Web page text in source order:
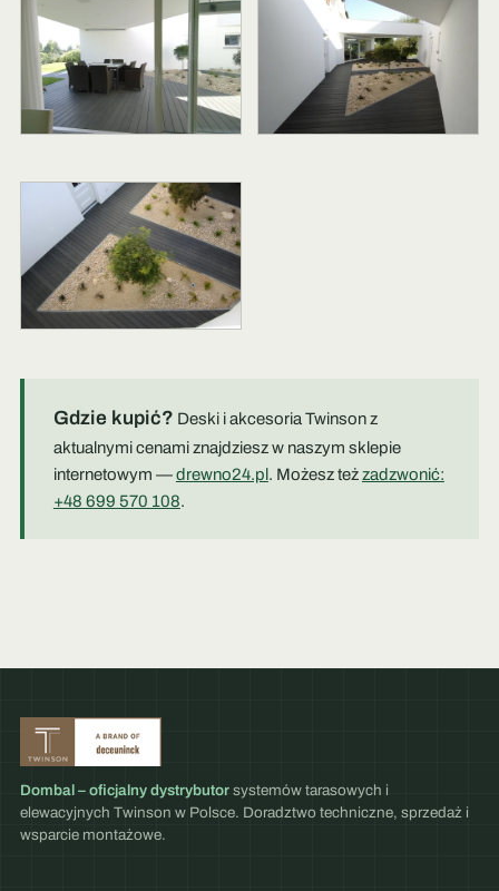
Gdzie kupić? Deski i akcesoria Twinson z
aktualnymi cenami znajdziesz w naszym sklepie
internetowym —drewno24.pl. Możesz teżzadzwonić:
+48 699 570 108.
Dombal – oficjalny dystrybutorsystemów tarasowych i
elewacyjnych Twinson w Polsce. Doradztwo techniczne, sprzedaż i
wsparcie montażowe.